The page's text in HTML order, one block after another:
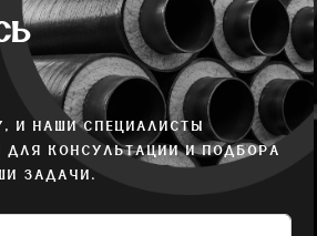
И НАШИ СПЕЦИАЛИСТЫ
ДЛЯ КОНСУЛЬТАЦИИ И ПОДБОРА
ЗАДАЧИ.